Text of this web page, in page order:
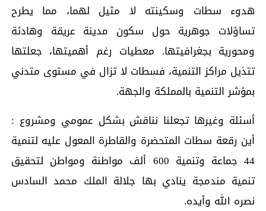
هدوء سطات وسكينته لا مثيل لهما، مما يطرح
تساؤلات جوهرية حول سكون مدينة عريقة وهادئة
ومحورية بجغرافيتها. معطيات رغم أهميتها، جعلتها
تتذيل مراكز التنمية، فسطات لا تزال في مستوى متدني
بمؤشر التنمية بالمملكة والجهة.
أسئلة وغيرها تجعلنا نناقش بشكل عمومي ومشروع :
أين رقعة سطات المتحضرة والقاطرة المعول عليه لتنمية
44 جماعة وتنمية 600 ألف مواطنة ومواطن لتحقيق
تنمية مندمجة ينادي بها جلالة الملك محمد السادس
نصره الله وأيده.